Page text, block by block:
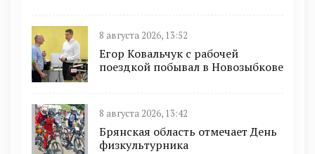
8 августа 2026, 13:52
Егор Ковальчук с рабочей
поездкой побывал в Новозыбкове
8 августа 2026, 13:42
Брянская область отмечает День
физкультурника